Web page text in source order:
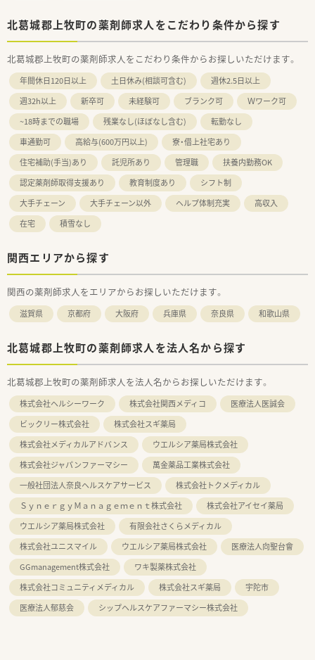
北葛城郡上牧町の薬剤師求人をこだわり条件から探す
北葛城郡上牧町の薬剤師求人をこだわり条件からお探しいただけます。
年間休日120日以上 土日休み(相談可含む)
週休2.5日以上
週32h以上
新卒可 未経験可 ブランク可
Ｗワーク可
~18時までの職場
残業なし(ほぼなし含む)
転勤なし
車通勤可
高給与(600万円以上)
寮・借上社宅あり
住宅補助(手当)あり
託児所あり 管理職
扶養内勤務OK
認定薬剤師取得支援あり
教育制度あり
シフト制
大手チェーン
大手チェーン以外 ヘルプ体制充実
高収入
在宅
積雪なし
関西エリアから探す
関西の薬剤師求人をエリアからお探しいただけます。
滋賀県 京都府 大阪府 兵庫県 奈良県 和歌山県
北葛城郡上牧町の薬剤師求人を法人名から探す
北葛城郡上牧町の薬剤師求人を法人名からお探しいただけます。
株式会社ヘルシーワーク 株式会社関西メディコ
医療法人医誠会
ビックリー株式会社
株式会社スギ薬局
株式会社メディカルアドバンス
ウエルシア薬局株式会社
株式会社ジャパンファーマシー
萬金薬品工業株式会社
一般社団法人奈良ヘルスケアサービス
株式会社トクメディカル
ＳｙｎｅｒｇｙＭａｎａｇｅｍｅｎｔ株式会社
株式会社アイセイ薬局
ウエルシア薬局株式会社
有限会社さくらメディカル
株式会社ユニスマイル
ウエルシア薬局株式会社
医療法人向聖台會
GGmanagement株式会社
ワキ製薬株式会社
株式会社コミュニティメディカル
株式会社スギ薬局
宇陀市
医療法人郁慈会
シップヘルスケアファーマシー株式会社